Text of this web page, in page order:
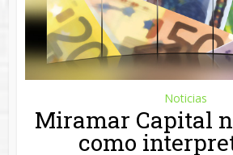
Noticias
La importancia